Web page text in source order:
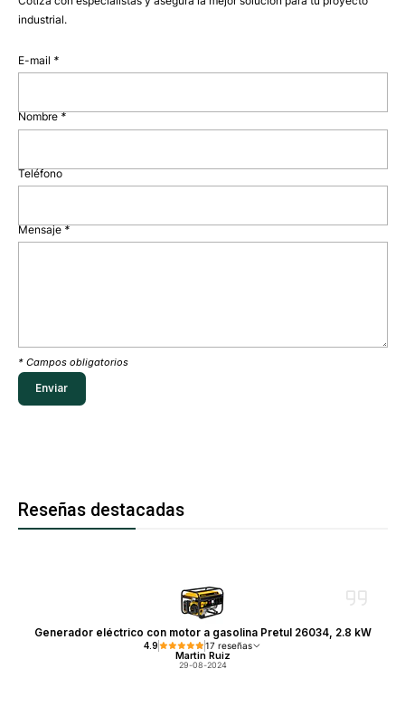
industrial.
E-mail *
Nombre *
Teléfono
Mensaje*
* Campos obligatorios
Reseñas destacadas
Generador eléctrico con motor a gasolina Pretul 26034, 2.8 kW
4.9 17 reseñas
Martin Ruiz
29-08-2024